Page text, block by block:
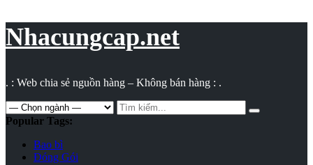
Nhacungcap.net
. : Web chia sẻ nguồn hàng – Không bán hàng : .
Search
for:
Popular Tags:
Bao bì
Đóng Gói